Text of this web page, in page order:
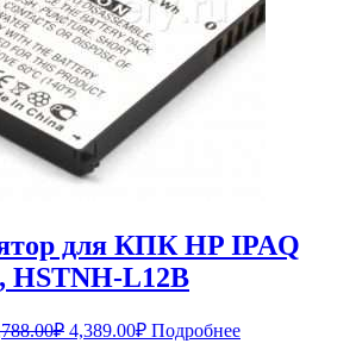
для КПК HP IPAQ
HSTNH-L12B
₽ Первоначальная
4,389.00₽Текущая
Подробнее